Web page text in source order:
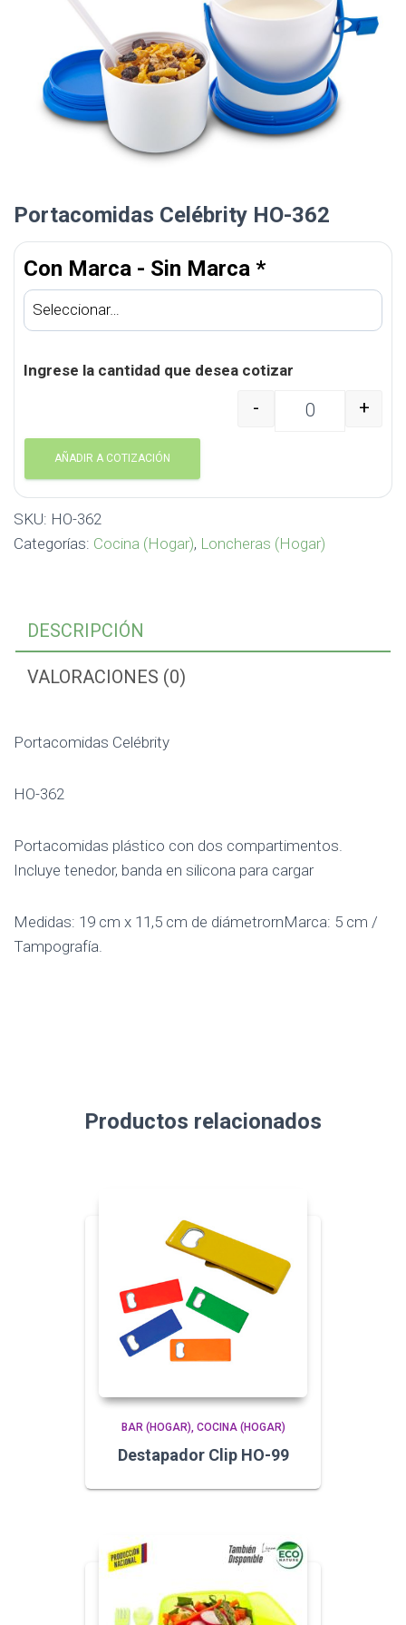
Portacomidas Celébrity HO-362
Con Marca - Sin Marca *
Ingrese la cantidad que desea cotizar
Portacomidas
- +
AÑADIR A COTIZACIÓN
SKU: HO-362
Categorías: Cocina (Hogar), Loncheras (Hogar)
DESCRIPCIÓN
VALORACIONES (0)
Portacomidas Celébrity
HO-362
Portacomidas plástico con dos compartimentos.
Incluye tenedor, banda en silicona para cargar
Medidas: 19 cm x 11,5 cm de diámetrornMarca: 5 cm /
Tampografía.
Productos relacionados
BAR (HOGAR) COCINA (HOGAR)
Destapador Clip HO-99